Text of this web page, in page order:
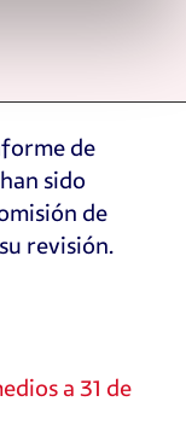
de
sido
de
revisión.
a 31 de